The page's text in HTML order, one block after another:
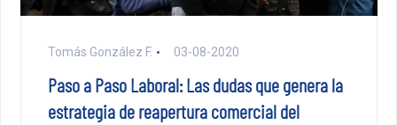
Tomás González F. 03-08-2020
Paso a Paso Laboral: Las dudas que genera la
estrategia de reapertura comercial del